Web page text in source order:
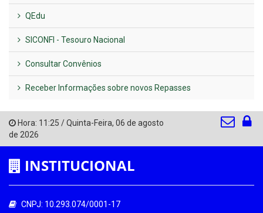
QEdu
SICONFI - Tesouro Nacional
Consultar Convênios
Receber Informações sobre novos Repasses
Hora: 11:25 /Quinta-Feira, 06 de agosto
de 2026
INSTITUCIONAL
CNPJ: 10.293.074/0001-17